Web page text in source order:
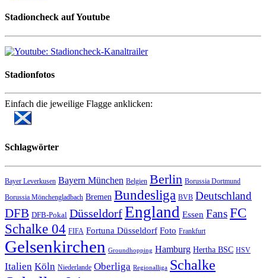
Stadioncheck auf Youtube
Stadionfotos
Einfach die jeweilige Flagge anklicken:
Schlagwörter
Bayer Leverkusen Bayern München Belgien Berlin Borussia Dortmund
Borussia Mönchengladbach Bremen Bundesliga BVB Deutschland
DFB DFB-Pokal DüsseldorfEngland Essen FansFC
Schalke 04 FIFA Fortuna Düsseldorf Foto Frankfurt
Gelsenkirchen Groundhopping Hamburg Hertha BSC HSV
Italien Köln Niederlande Oberliga Regionalliga Schalke